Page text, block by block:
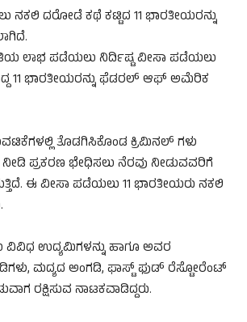
ನಕಲಿ ದರೋಡೆ ಕಥೆ ಕಟ್ಟಿದ 11 ಭಾರತೀಯರನ್ನು
ಲಾಭ ಪಡೆಯಲು ನಿರ್ದಿಷ್ಟ ವೀಸಾ ಪಡೆಯಲು
11 ಭಾರತೀಯರನ್ನು ಫೆಡರಲ್‌ ಆಫ್‌ ಅಮೆರಿಕ
ತೊಡಗಿಸಿಕೊಂಡ ಕ್ರಿಮಿನಲ್‌ ಗಳು
ಪ್ರಕರಣ ಭೇಧಿಸಲು ನೆರವು ನೀಡುವವರಿಗೆ
ಈ ವೀಸಾ ಪಡೆಯಲು 11 ಭಾರತೀಯರು ನಕಲಿ
ಉದ್ಯಮಿಗಳನ್ನು ಹಾಗೂ ಅವರ
ಮದ್ಯದ ಅಂಗಡಿ, ಫಾಸ್ಟ್‌ ಫುಡ್‌ ರೆಸ್ಟೋರೆಂಟ್‌
ರಕ್ಷಿಸುವ ನಾಟಕವಾಡಿದ್ದರು.